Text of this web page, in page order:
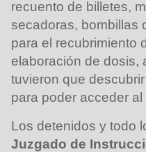
recuento de billetes,
secadoras, bombillas
para el recubrimiento
elaboración de dosis,
tuvieron que
para poder acceder
Los detenidos y todo
Juzgado de